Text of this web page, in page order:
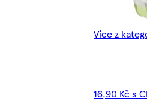
Více z
16,90 Kč s